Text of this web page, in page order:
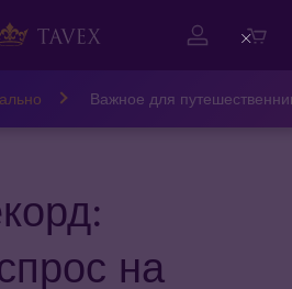
Важное для
на
Close